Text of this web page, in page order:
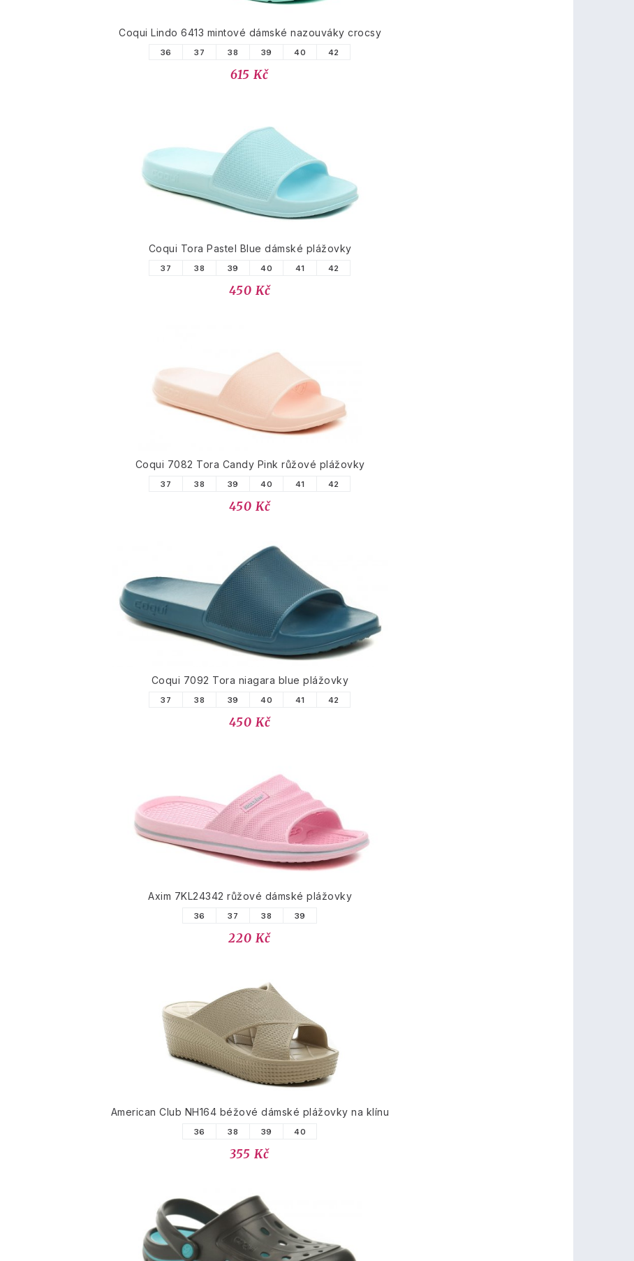
Coqui Lindo 6413 mintové dámské nazouváky crocsy
36 37 38 39 40 42
615 Kč
Coqui Tora Pastel Blue dámské plážovky
37 38 39 40 41 42
450 Kč
Coqui 7082 Tora Candy Pink růžové plážovky
37 38 39 40 41 42
450 Kč
Coqui 7092 Tora niagara blue plážovky
37 38 39 40 41 42
450 Kč
Axim 7KL24342 růžové dámské plážovky
36 37 38 39
220 Kč
American Club NH164 béžové dámské plážovky na klínu
36 38 39 40
355 Kč